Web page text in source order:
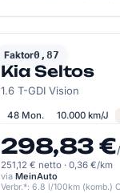
Faktor0,87
KIA
Kia Seltos
1.6 T-GDI Vision
48 Mon. 10.000 km/J
298,83 €
251,12 € netto · 0,36 €/km
via MeinAuto
Verbr.*: 6.8 l/100km (komb.)